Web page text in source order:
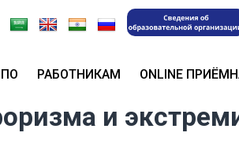
РАБОТНИКАМ ONLINE
и